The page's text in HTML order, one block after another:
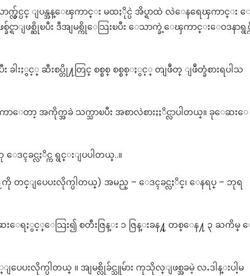
င္ပင္ ျပန္အန္ေၾကာင္း မထႏိုင္ပဲ အိပ္ရာထဲ လဲေနရေၾကာင္း ေ
ဖစ္ဆိုၿပီး ဒီအျမစ္ကိုေသြးၿပီး ေသာက္ခဲ့ေၾကာင္းေဝဒနာရွ
ႏွင့္ ဆီးစပ္တို႔တြင္ စစ္စစ္ စစ္စစ္ႏွင့္ တျဖဳတ္ ျဖဳတ္ခံစားရပါသ
ာေတာ့ အကိုက္အခဲ သက္သာၿပီး အစာလဲစားႏႈိင္လာပါတယ္။ ခုေဆးေ
ၚခင္လႈိင္က ရွင္းျပပါတယ္..။
င္ျပေပးလိုက္ပါတယ္) အမည္ – ေဒၚခင္လႈိင္၊ ေနရပ္ – ဘုရ
းေရႏွင့္ေသြး၍ စတီးဇြန္း ၁ ဇြန္းခန႔္ တစ္ေန႔ ၃ ႀကိမ္
ပေပးလိုက္ပါတယ္ ။ အျမစ္လိုခ်င္သူမ်ား ကုသိုလ္ျဖစ္အခမဲ့ လႉဒါန္းပါ့မ